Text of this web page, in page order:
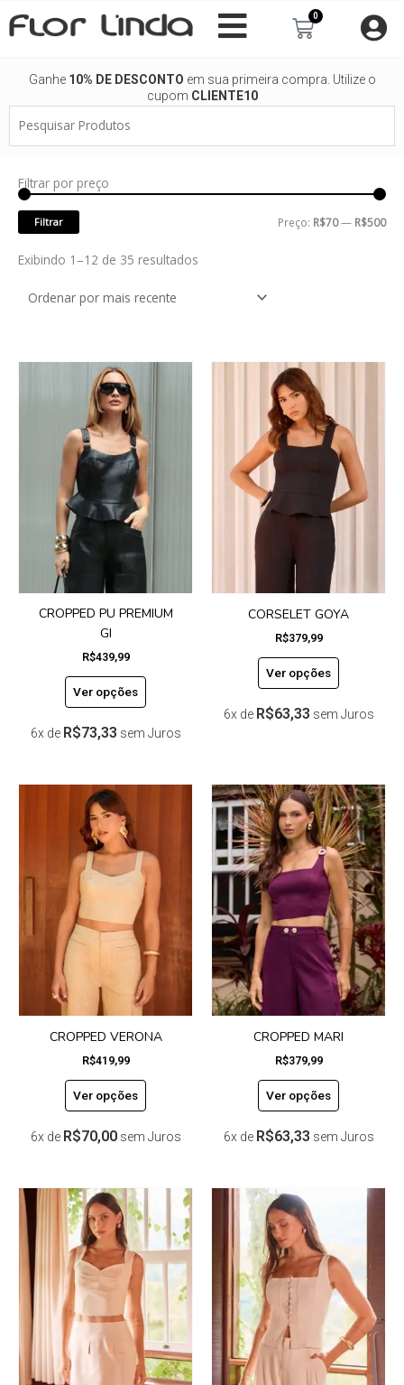
para
0
Carrinho
Ganhe 10% DE DESCONTO em sua primeira compra. Utilize o
cupom CLIENTE10
Produtos
Filtrar por preço
Filtrar Preço: R$70— R$500
Exibindo 1–12 de 35 resultados
CROPPED PU PREMIUM
GI
R$439,99
Ver opções
tem
variantes.
As
opções
podem
na
do
6x de R$73,33 sem Juros
CORSELET GOYA
R$379,99
Ver opções
várias
variantes.
As
opções
podem
do
6x de R$63,33 sem Juros
CROPPED VERONA
R$419,99
Ver opções
várias
variantes.
As
opções
podem
ser
escolhidas
na
do
6x de R$70,00 sem Juros
CROPPED MARI
R$379,99
Ver opções
Este
produto
tem
várias
variantes.
As
opções
podem
ser
escolhidas
na
página
do
6x de R$63,33 sem Juros
produto
tem
várias
variantes.
opções
podem
ser
escolhidas
várias
variantes.
As
opções
podem
ser
escolhidas